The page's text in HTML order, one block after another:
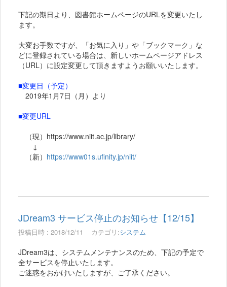
下記の期日より、図書館ホームページのURLを変更いたし
ます。
大変お手数ですが、「お気に入り」や「ブックマーク」な
どに登録されている場合は、新しいホームページアドレス
（URL）に設定変更して頂きますようお願いいたします。
■変更日（予定）
2019年1月7日（月）より
■変更URL
（現）https://www.niit.ac.jp/library/
↓
（新） https://www01s.ufinity.jp/niit/
JDream3 サービス停止のお知らせ【12/15】
投稿日時 : 2018/12/11 カテゴリ:システム
JDream3は、システムメンテナンスのため、下記の予定で
全サービスを停止いたします。
ご迷惑をおかけいたしますが、ご了承ください。